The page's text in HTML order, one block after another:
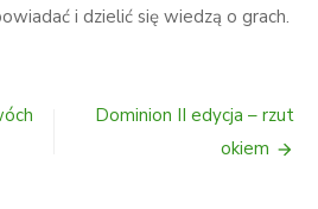
i dzielić się wiedzą o grach.
Dominion II edycja – rzut
okiem